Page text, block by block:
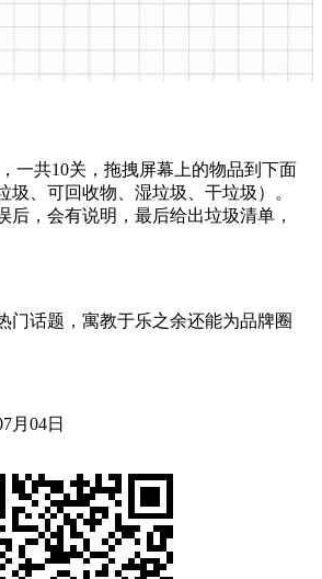
一共10关，拖拽屏幕上的物品到下面
圾、可回收物、湿垃圾、干垃圾）。
后，会有说明，最后给出垃圾清单，
门话题，寓教于乐之余还能为品牌圈
月04日